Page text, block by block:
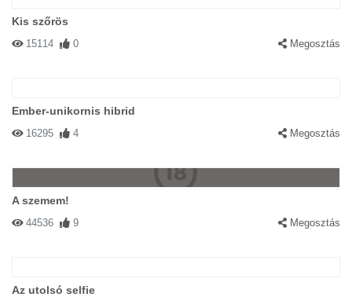
Kis szőrös
15114 0 Megosztás
Ember-unikornis hibrid
16295 4 Megosztás
A szemem!
44536 9 Megosztás
Az utolsó selfie